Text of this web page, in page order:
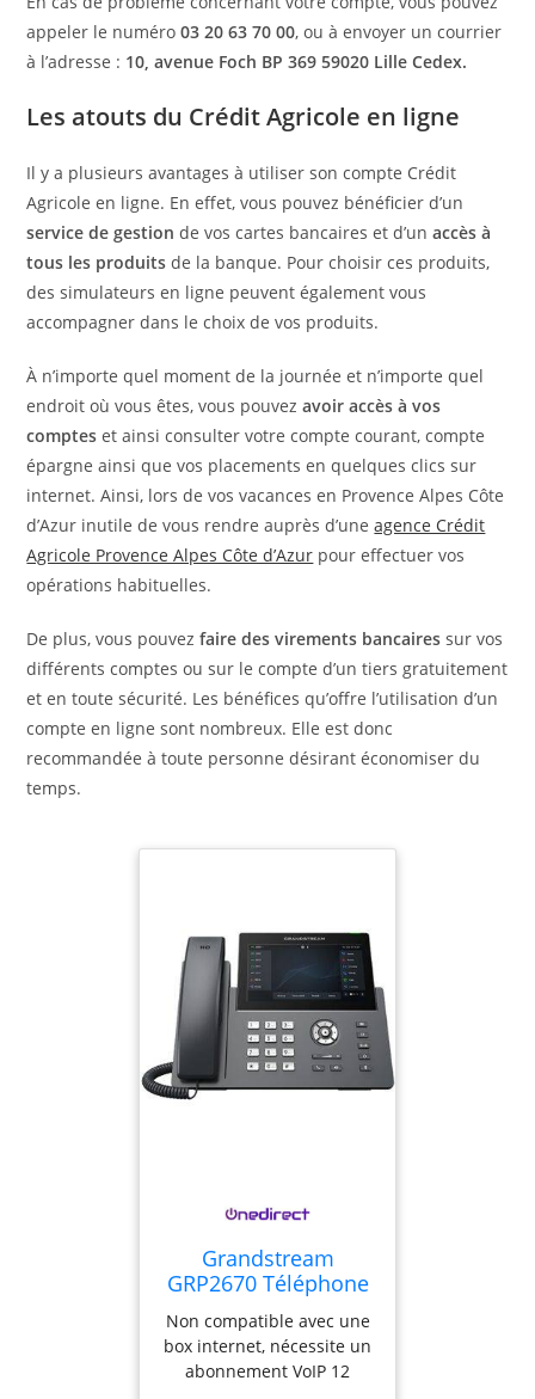
appeler le numéro03 20 63 70 00, ou à envoyer un courrier
à l’adresse : 10, avenue Foch BP 369 59020 Lille Cedex.
Les atouts du Crédit Agricole en ligne
Il y a plusieurs avantages à utiliser son compte Crédit
Agricole en ligne. En effet, vous pouvez bénéficier d’un
service de gestionde vos cartes bancaires et d’un accès à
tous les produits de la banque. Pour choisir ces produits,
des simulateurs en ligne peuvent également vous
accompagner dans le choix de vos produits.
À n’importe quel moment de la journée et n’importe quel
endroit où vous êtes, vous pouvezavoir accès à vos
comptes et ainsi consulter votre compte courant, compte
épargne ainsi que vos placements en quelques clics sur
internet. Ainsi, lors de vos vacances en Provence Alpes Côte
d’Azur inutile de vous rendre auprès d’uneagence Crédit
Agricole Provence Alpes Côte d’Azur pour effectuer vos
opérations habituelles.
De plus, vous pouvezfaire des virements bancaires sur vos
différents comptes ou sur le compte d’un tiers gratuitement
et en toute sécurité. Les bénéfices qu’offre l’utilisation d’un
compte en ligne sont nombreux. Elle est donc
recommandée à toute personne désirant économiser du
temps.
Grandstream
GRP2670 Téléphone
IP professionnel
avec connectivité
WiFi, pouvant gérer
jusqu'à 6 comptes
Non compatible avec une
box internet, nécessite un
abonnement VoIP 12